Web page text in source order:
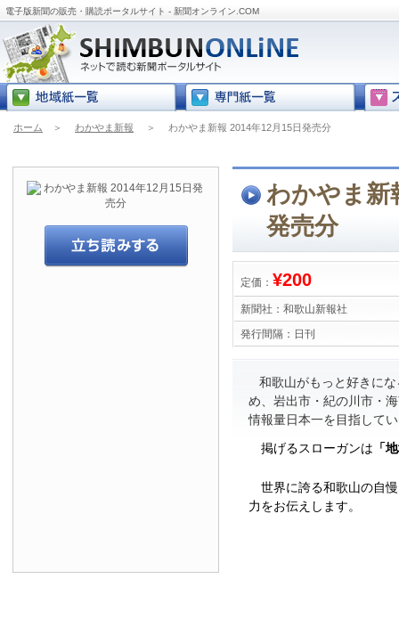
電子版新聞の販売・購読ポータルサイト - 新聞オンライン.COM
ホーム ＞ わかやま新報 ＞ わかやま新報 2014年12月15日発売分
わかやま新
発売分
定価： ¥200
新聞社： 和歌山新報社
発行間隔： 日刊
和歌山がもっと好きに
め、岩出市・紀の川市・
情報量日本一を目指して
掲げるスローガンは 「
世界に誇る和歌山の自
力をお伝えします。